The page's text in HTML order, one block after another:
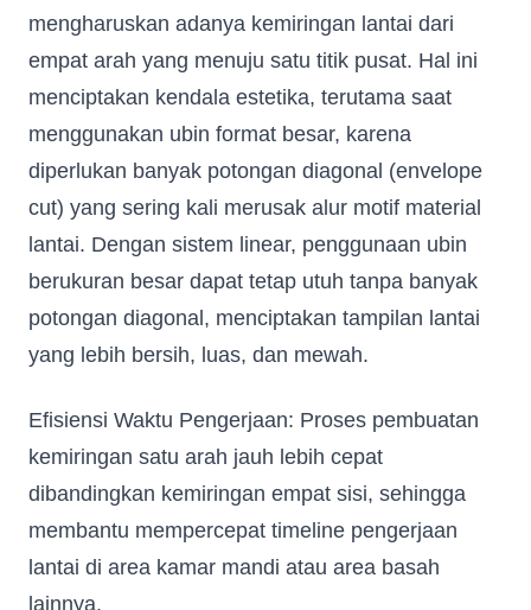
mengharuskan adanya kemiringan lantai dari
empat arah yang menuju satu titik pusat. Hal ini
menciptakan kendala estetika, terutama saat
menggunakan ubin format besar, karena
diperlukan banyak potongan diagonal (envelope
cut) yang sering kali merusak alur motif material
lantai. Dengan sistem linear, penggunaan ubin
berukuran besar dapat tetap utuh tanpa banyak
potongan diagonal, menciptakan tampilan lantai
yang lebih bersih, luas, dan mewah.
Efisiensi Waktu Pengerjaan: Proses pembuatan
kemiringan satu arah jauh lebih cepat
dibandingkan kemiringan empat sisi, sehingga
membantu mempercepat timeline pengerjaan
lantai di area kamar mandi atau area basah
lainnya.